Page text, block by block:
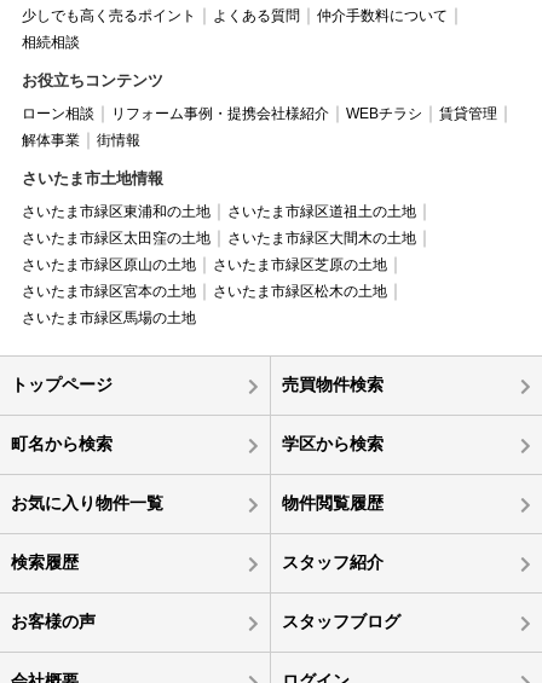
少しでも高く売るポイント
よくある質問
仲介手数料について
相続相談
お役立ちコンテンツ
ローン相談 リフォーム事例・提携会社様紹介 WEBチラシ
賃貸管理
解体事業
街情報
さいたま市土地情報
さいたま市緑区東浦和の土地
さいたま市緑区道祖土の土地
さいたま市緑区太田窪の土地
さいたま市緑区大間木の土地
さいたま市緑区原山の土地
さいたま市緑区芝原の土地
さいたま市緑区宮本の土地
さいたま市緑区松木の土地
さいたま市緑区馬場の土地
トップページ 売買物件検索
町名から検索 学区から検索
お気に入り物件一覧 物件閲覧履歴
検索履歴 スタッフ紹介
お客様の声 スタッフブログ